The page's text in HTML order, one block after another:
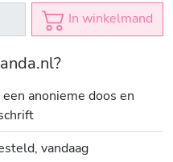
In winkelmand
anonieme doos en
vandaag